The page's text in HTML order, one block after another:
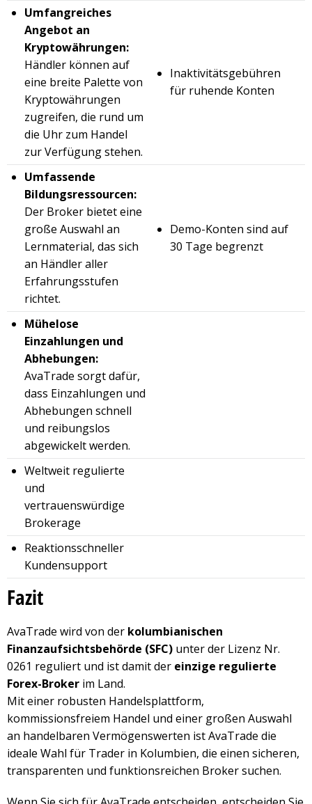
Umfangreiches
Angebot an
Kryptowährungen:
Händler können auf
eine breite Palette von
Kryptowährungen
zugreifen, die rund um
die Uhr zum Handel
zur Verfügung stehen.
Inaktivitätsgebühren
für ruhende Konten
Umfassende
Bildungsressourcen:
Der Broker bietet eine
große Auswahl an
Lernmaterial, das sich
an Händler aller
Erfahrungsstufen
richtet.
Demo-Konten sind auf
30 Tage begrenzt
Mühelose
Einzahlungen und
Abhebungen:
AvaTrade sorgt dafür,
dass Einzahlungen und
Abhebungen schnell
und reibungslos
abgewickelt werden.
Weltweit regulierte
und
vertrauenswürdige
Brokerage
Reaktionsschneller
Kundensupport
Fazit
AvaTrade wird von der kolumbianischen
Finanzaufsichtsbehörde (SFC) unter der Lizenz Nr.
0261 reguliert und ist damit der einzige regulierte
Forex-Broker im Land.
Mit einer robusten Handelsplattform,
kommissionsfreiem Handel und einer großen Auswahl
an handelbaren Vermögenswerten ist AvaTrade die
ideale Wahl für Trader in Kolumbien, die einen sicheren,
transparenten und funktionsreichen Broker suchen.